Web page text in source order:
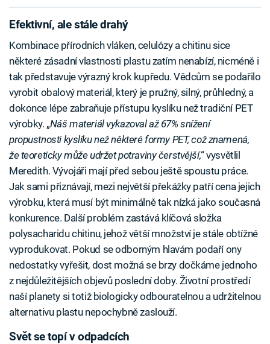
Efektivní, ale stále drahý
Kombinace přírodních vláken, celulózy a chitinu sice
některé zásadní vlastnosti plastu zatím nenabízí, nicméně i
tak představuje výrazný krok kupředu. Vědcům se podařilo
vyrobit obalový materiál, který je pružný, silný, průhledný, a
dokonce lépe zabraňuje přístupu kyslíku než tradiční PET
výrobky. „Náš materiál vykazoval až 67% snížení
propustnosti kyslíku než některé formy PET, což znamená,
že teoreticky může udržet potraviny čerstvější,“ vysvětlil
Meredith. Vývojáři mají před sebou ještě spoustu práce.
Jak sami přiznávají, mezi největší překážky patří cena jejich
výrobku, která musí být minimálně tak nízká jako současná
konkurence. Další problém zastává klíčová složka
polysacharidu chitinu, jehož větší množství je stále obtížné
vyprodukovat. Pokud se odborným hlavám podaří ony
nedostatky vyřešit, dost možná se brzy dočkáme jednoho
z nejdůležitějších objevů poslední doby. Životní prostředí
naší planety si totiž biologicky odbouratelnou a udržitelnou
alternativu plastu nepochybně zaslouží.
Svět se topí v odpadcích